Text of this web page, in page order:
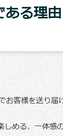
る理由
お客様を送り届
しめる、一体感